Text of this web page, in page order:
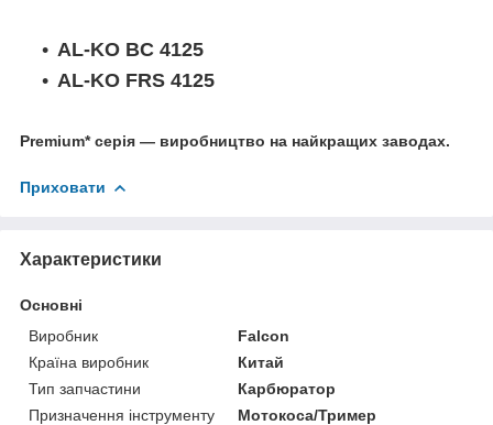
AL-KO BC 4125
AL-KO FRS 4125
Premium* серія — виробництво на найкращих заводах.
Приховати
Характеристики
Основні
Виробник
Falcon
Країна виробник
Китай
Тип запчастини
Карбюратор
Призначення інструменту
Мотокоса/Тример